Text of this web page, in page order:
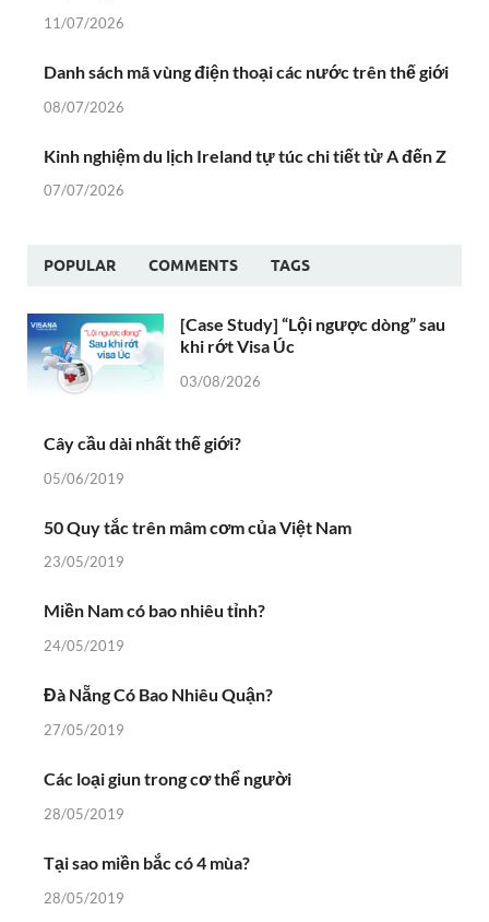
11/07/2026
Danh sách mã vùng điện thoại các nước trên thế giới
08/07/2026
Kinh nghiệm du lịch Ireland tự túc chi tiết từ A đến Z
07/07/2026
POPULAR COMMENTS TAGS
[Case Study] “Lội ngược dòng” sau
khi rớt Visa Úc
03/08/2026
Cây cầu dài nhất thế giới?
05/06/2019
50 Quy tắc trên mâm cơm của Việt Nam
23/05/2019
Miền Nam có bao nhiêu tỉnh?
24/05/2019
Đà Nẵng Có Bao Nhiêu Quận?
27/05/2019
Các loại giun trong cơ thể người
28/05/2019
Tại sao miền bắc có 4 mùa?
28/05/2019